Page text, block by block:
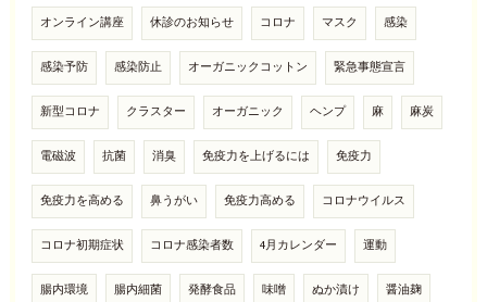
オンライン講座 休診のお知らせ コロナ マスク 感染
感染予防 感染防止 オーガニックコットン 緊急事態宣言
新型コロナ クラスター オーガニック ヘンプ 麻 麻炭
電磁波 抗菌 消臭 免疫力を上げるには 免疫力
免疫力を高める 鼻うがい 免疫力高める コロナウイルス
コロナ初期症状 コロナ感染者数 4月カレンダー 運動
腸内環境 腸内細菌 発酵食品 味噌 ぬか漬け 醤油麹